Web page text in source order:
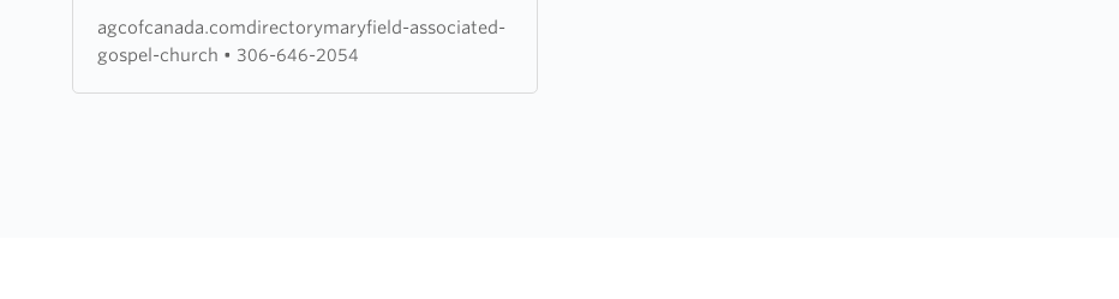
Church
agcofcanada.comdirectorymaryfield-associated-
gospel-church • 306-646-2054